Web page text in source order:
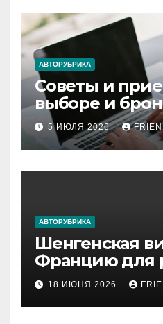
АВТОРУБРИКА
Советы и
выборе и
авиабилетов
5 ИЮЛЯ 2026
АВТОРУБРИКА
Шенгенская
Францию для
2026 году:
и список
документов
18 ИЮНЯ 2026